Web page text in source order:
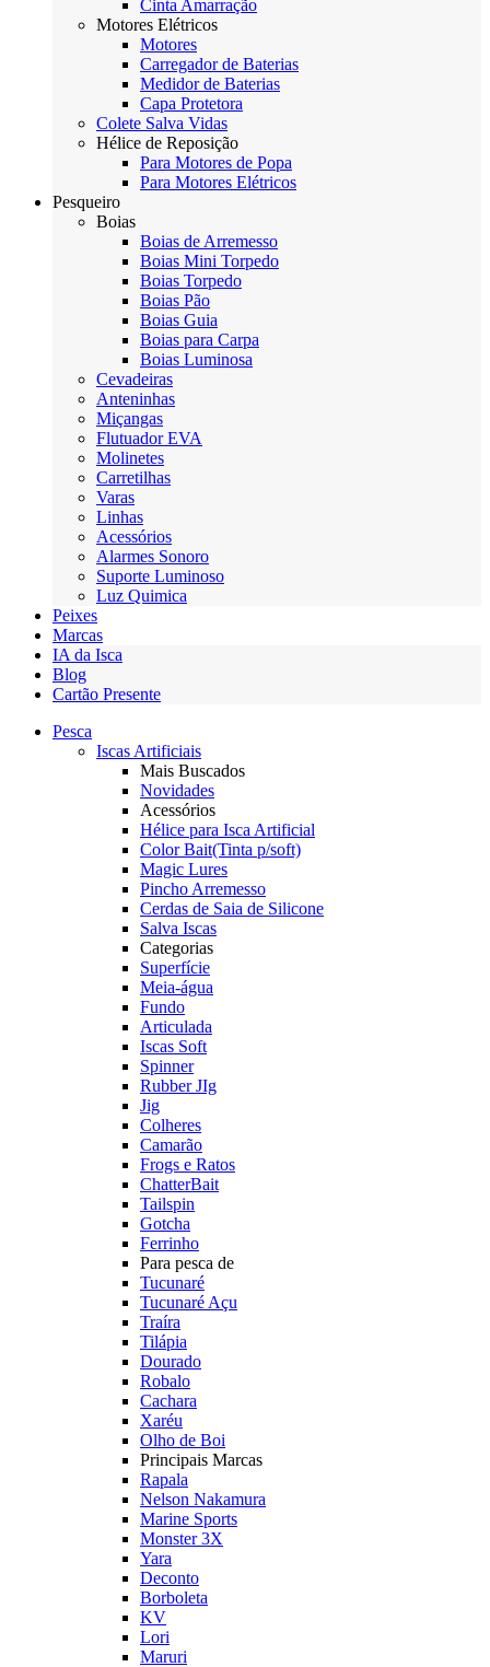
Cinta Amarração
Motores Elétricos
Motores
Carregador de Baterias
Medidor de Baterias
Capa Protetora
Colete Salva Vidas
Hélice de Reposição
Para Motores de Popa
Para Motores Elétricos
Pesqueiro
Boias
Boias de Arremesso
Boias Mini Torpedo
Boias Torpedo
Boias Pão
Boias Guia
Boias para Carpa
Boias Luminosa
Cevadeiras
Anteninhas
Miçangas
Flutuador EVA
Molinetes
Carretilhas
Varas
Linhas
Acessórios
Alarmes Sonoro
Suporte Luminoso
Luz Quimica
Peixes
Marcas
IA da Isca
Blog
Cartão Presente
Pesca
Iscas Artificiais
Mais Buscados
Novidades
Acessórios
Hélice para Isca Artificial
Color Bait(Tinta p/soft)
Magic Lures
Pincho Arremesso
Cerdas de Saia de Silicone
Salva Iscas
Categorias
Superfície
Meia-água
Fundo
Articulada
Iscas Soft
Spinner
Rubber JIg
Jig
Colheres
Camarão
Frogs e Ratos
ChatterBait
Tailspin
Gotcha
Ferrinho
Para pesca de
Tucunaré
Tucunaré Açu
Traíra
Tilápia
Dourado
Robalo
Cachara
Xaréu
Olho de Boi
Principais Marcas
Rapala
Nelson Nakamura
Marine Sports
Monster 3X
Yara
Deconto
Borboleta
KV
Lori
Maruri